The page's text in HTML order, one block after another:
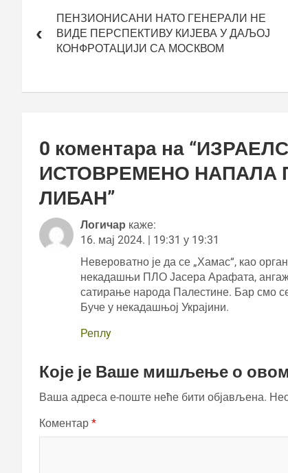
чланкаПЕНЗИОНИСАНИ НАТО ГЕНЕРАЛИ НЕ
ВИДЕ ПЕРСПЕКТИВУ КИЈЕВА У ДАЉОЈ
КОНФРОТАЦИЈИ СА МОСКВОМ
0 коментара на “
ИСТОВРЕМЕНО НАПАЛА
ЛИБАН”
Логичар каже:
16. мај 2024. | 19:31 у 19:31
Невероватно је да се „Хамас“, као
некадашњи ПЛО Јасера Арафата,
сатирање народа Палестине. Бар смо
Буче у некадашњој Украјини.
Реплy
Које је Ваше мишљење о
Ваша адреса е-поште неће бити објављена.
Коментар *